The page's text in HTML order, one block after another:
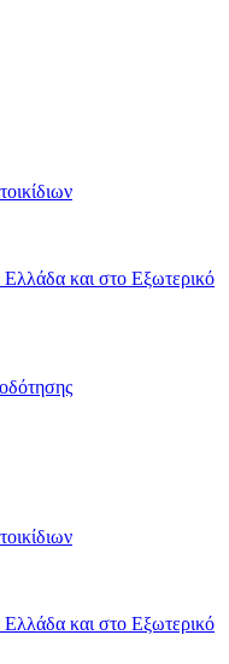
και στο Εξωτερικό
και στο Εξωτερικό